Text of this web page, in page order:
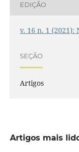
EDIÇÃO
v. 16 n. 1
SEÇÃO
Artigos
Artigos mais